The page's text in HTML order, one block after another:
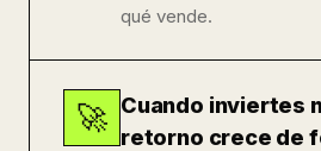
qué vende.
🚀 Cuando inviertes
retorno crece de